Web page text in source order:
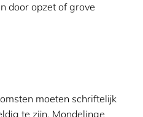
door opzet of grove
moeten schriftelijk
te zijn. Mondelinge